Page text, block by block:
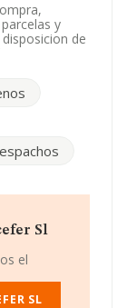
y
de
inversiones
por cuenta
a los
de la
del 9.422 al
las siguientes
y
se
Sl
el
SL